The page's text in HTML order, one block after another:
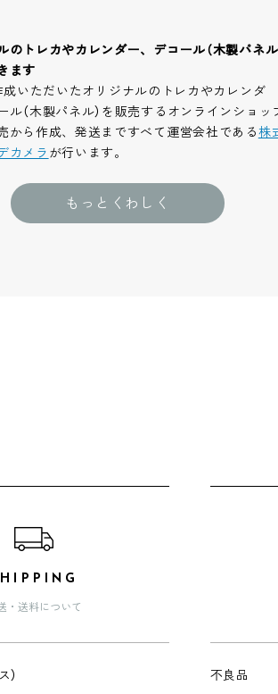
のトレカやカレンダー、デコール（木製パネル
ます
成いただいたオリジナルのトレカやカレンダ
ル（木製パネル）を販売するオンラインショッ
から作成、発送まですべて運営会社である株
カメラ が行います。
もっとくわしく
・送料について
不良品